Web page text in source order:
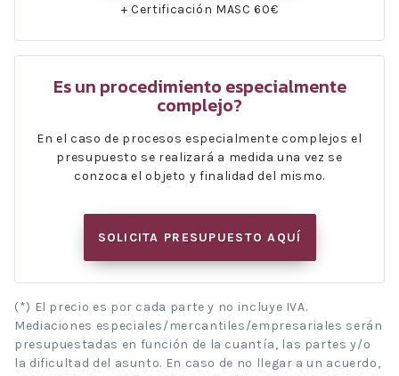
+ Certificación MASC 60€
Es un procedimiento especialmente
complejo?
En el caso de procesos especialmente complejos el
presupuesto se realizará a medida una vez se
conzoca el objeto y finalidad del mismo.
SOLICITA PRESUPUESTO AQUÍ
(*) El precio es por cada parte y no incluye IVA.
Mediaciones especiales/mercantiles/empresariales serán
presupuestadas en función de la cuantía, las partes y/o
la dificultad del asunto. En caso de no llegar a un acuerdo,